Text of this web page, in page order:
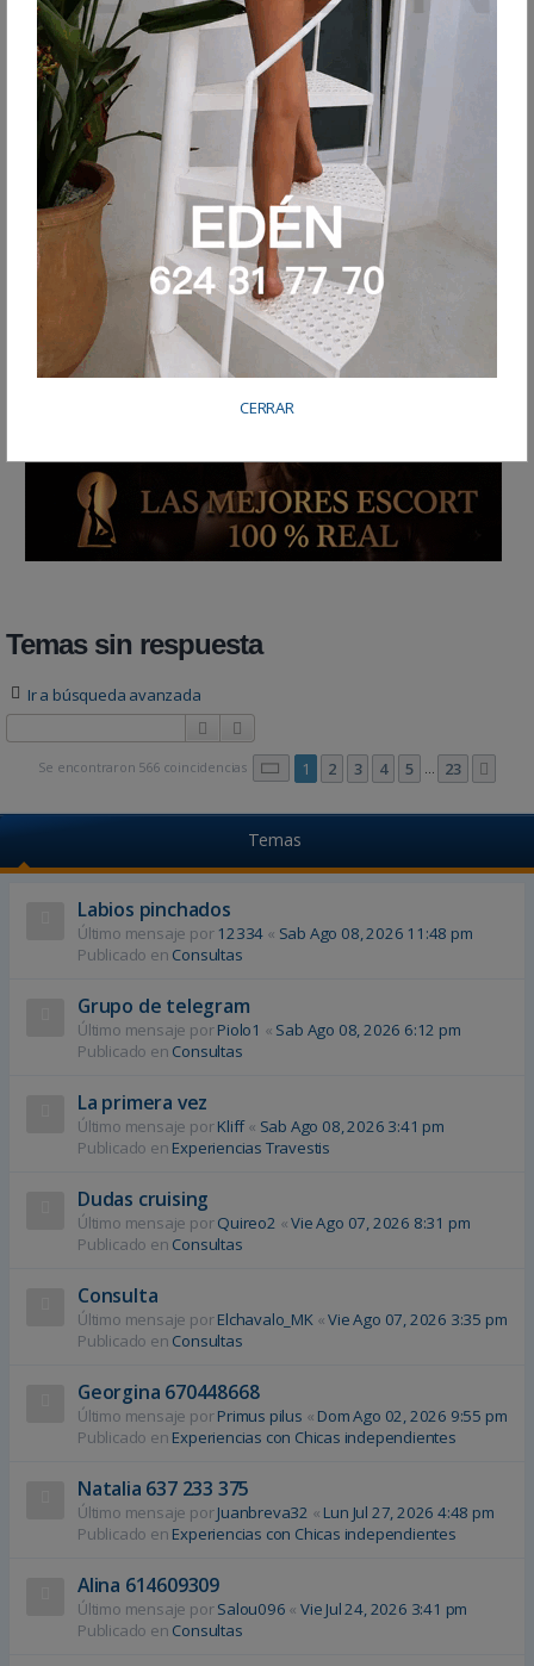
Temas sin respuesta
Ir a búsqueda avanzada
Buscar
Se encontraron 566 coincidencias Página de 23
1 2 3 4 5 … 23
Temas
Labios pinchados
Último mensaje por 12334 « Sab Ago 08, 2026 11:48 pm
Publicado en Consultas
Grupo de telegram
Último mensaje porPiolo1 « Sab Ago 08, 2026 6:12 pm
Publicado en Consultas
La primera vez
Último mensaje porKliff« Sab Ago 08, 2026 3:41 pm
Publicado en Experiencias Travestis
Dudas cruising
Último mensaje porQuireo2 «Vie Ago 07, 2026 8:31 pm
Publicado en Consultas
Consulta
Último mensaje porElchavalo_MK «Vie Ago 07, 2026 3:35 pm
Publicado en Consultas
Georgina 670448668
Último mensaje porPrimus pilus « Dom Ago 02, 2026 9:55 pm
Publicado en Experiencias con Chicas independientes
Natalia 637 233 375
Último mensaje porJuanbreva32 « Lun Jul 27, 2026 4:48 pm
Publicado en Experiencias con Chicas independientes
Alina 614609309
Último mensaje porSalou096 «Vie Jul 24, 2026 3:41 pm
Publicado en Consultas
CERRAR